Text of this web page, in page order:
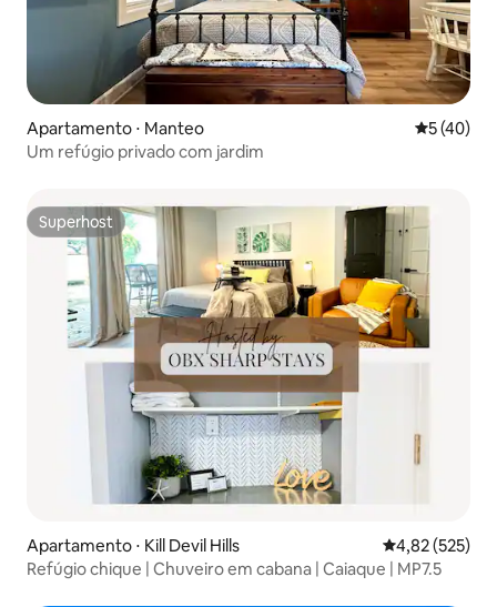
Apartamento ⋅ Manteo 5 de uma
5 (40)
Um refúgio privado com jardim
Superhost
Superhost
Apartamento ⋅ Kill Devil Hills 4,82 de uma
4,82 (525)
Refúgio chique | Chuveiro em cabana | Caiaque | MP7.5